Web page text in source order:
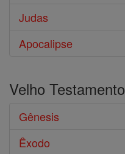
Judas
Apocalipse
Velho Testamento
Gênesis
Êxodo